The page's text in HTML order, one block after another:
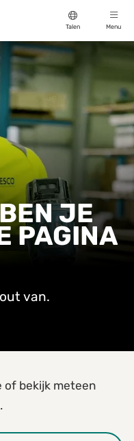
Talen Menu
JE
PAGINA
van.
of bekijk meteen